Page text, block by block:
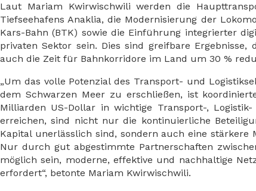
Laut Mariam Kwirwischwili werden die
Tiefseehafens Anaklia, die Modernisierung der
Kars-Bahn (BTK) sowie die Einführung integrierter
privaten Sektor sein. Dies sind greifbare
auch die Zeit für Bahnkorridore im Land um 30 %
„Um das volle Potenzial des Transport- und
dem Schwarzen Meer zu erschließen, ist
Milliarden US-Dollar in wichtige Transport-,
erreichen, sind nicht nur die kontinuierliche
Kapital unerlässlich sind, sondern auch eine
Nur durch gut abgestimmte Partnerschaften
möglich sein, moderne, effektive und nachhaltige
erfordert“, betonte Mariam Kwirwischwili.